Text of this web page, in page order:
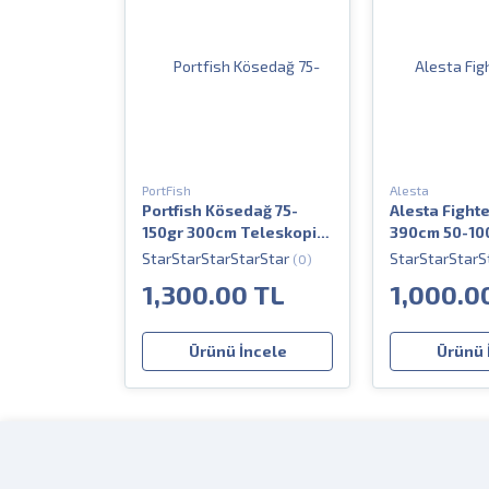
PortFish
Portfish Kösedağ 75-
150gr 300cm Teleskopik
Olta Kamışı
(0)
1,300.00 TL
Ürünü İncele
Alesta
Alesta
390cm 50-
Karbon
Ürünü